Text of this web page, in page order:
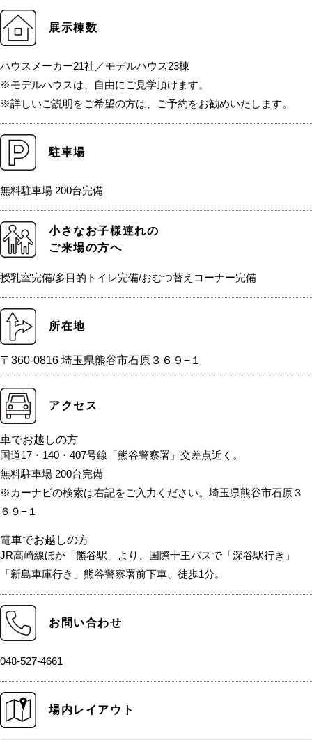
展示棟数
ハウスメーカー21社／モデルハウス23棟
※モデルハウスは、自由にご見学頂けます。
※詳しいご説明をご希望の方は、ご予約をお勧めいたします。
駐車場
無料駐車場 200台完備
小さなお子様連れの
ご来場の方へ
授乳室完備/多目的トイレ完備/おむつ替えコーナー完備
所在地
〒360-0816 埼玉県熊谷市石原３６９−１
アクセス
車でお越しの方
国道17・140・407号線「熊谷警察署」交差点近く。
無料駐車場 200台完備
※カーナビの検索は右記をご入力ください。埼玉県熊谷市石原３
６９−１
電車でお越しの方
JR高崎線ほか「熊谷駅」より、国際十王バスで「深谷駅行き」
「新島車庫行き」熊谷警察署前下車、徒歩1分。
お問い合わせ
048-527-4661
場内レイアウト